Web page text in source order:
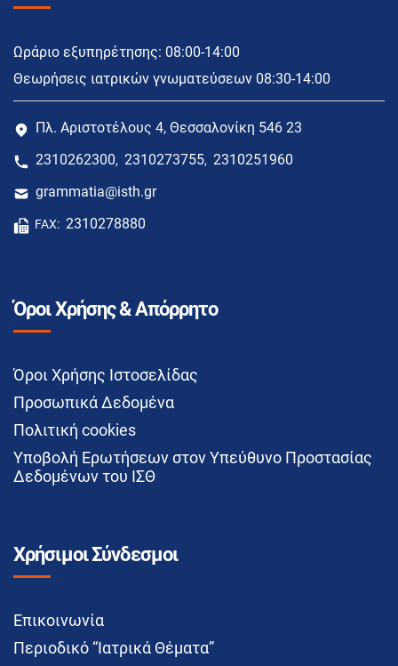
Ωράριο εξυπηρέτησης: 08:00-14:00
Θεωρήσεις ιατρικών γνωματεύσεων 08:30-14:00
Πλ. Αριστοτέλους 4, Θεσσαλονίκη 546 23
2310262300, 2310273755, 2310251960
grammatia@isth.gr
FAX: 2310278880
Όροι Χρήσης & Απόρρητο
Όροι Χρήσης Ιστοσελίδας
Προσωπικά Δεδομένα
Πολιτική cookies
Υποβολή Ερωτήσεων στον Υπεύθυνο Προστασίας
Δεδομένων του ΙΣΘ
Χρήσιμοι Σύνδεσμοι
Επικοινωνία
Περιοδικό “Ιατρικά Θέματα”